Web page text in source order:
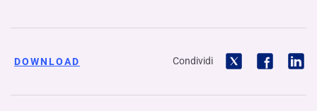
DOWNLOAD Condividi